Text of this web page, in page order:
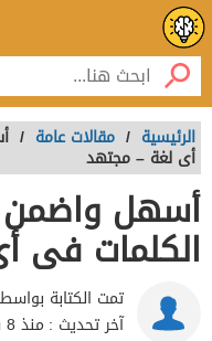
الرئيسية / مقالات عامة /
أى لغة – مجتهد
الكلمات فى
تمت الكتابة
آخر تحديث : منذ 8 سنوات